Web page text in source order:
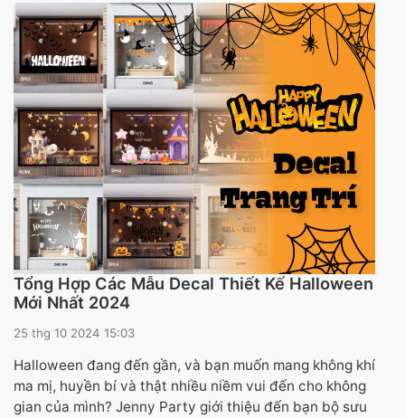
Tổng Hợp Các Mẫu Decal Thiết Kế Halloween
Mới Nhất 2024
25 thg 10 2024 15:03
Halloween đang đến gần, và bạn muốn mang không khí
ma mị, huyền bí và thật nhiều niềm vui đến cho không
gian của mình? Jenny Party giới thiệu đến bạn bộ sưu